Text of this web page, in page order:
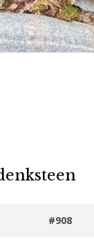
#908